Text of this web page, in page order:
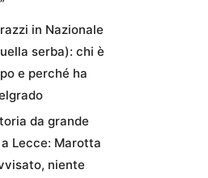
in Nazionale
serba): chi è
e perché ha
da grande
Lecce: Marotta
niente